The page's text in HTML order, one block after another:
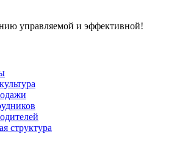
управляемой и эффективной!
структура